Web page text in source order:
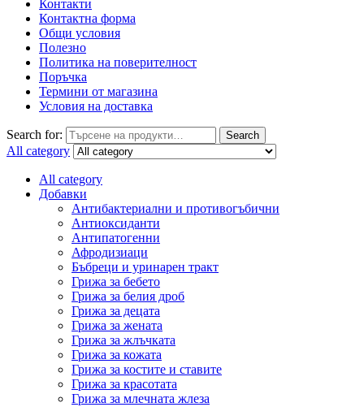
Контакти
Контактна форма
Общи условия
Полезно
Политика на поверителност
Поръчка
Термини от магазина
Условия на доставка
Search for: Search
All category
All category
Добавки
Антибактериални и противогъбични
Антиоксиданти
Антипатогенни
Афродизиаци
Бъбреци и уринарен тракт
Грижа за бебето
Грижа за белия дроб
Грижа за децата
Грижа за жената
Грижа за жлъчката
Грижа за кожата
Грижа за костите и ставите
Грижа за красотата
Грижа за млечната жлеза